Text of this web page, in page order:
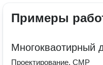
Примеры
Многокваотирный
Проектирование, СМР